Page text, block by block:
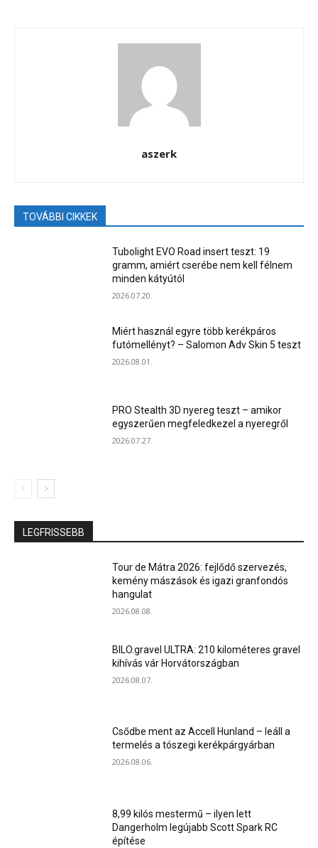
aszerk
TOVÁBBI CIKKEK
Tubolight EVO Road insert teszt: 19
gramm, amiért cserébe nem kell félnem
minden kátyútól
2026.07.20.
Miért használ egyre több kerékpáros
futómellényt? – Salomon Adv Skin 5 teszt
2026.08.01.
PRO Stealth 3D nyereg teszt – amikor
egyszerűen megfeledkezel a nyeregről
2026.07.27.
LEGFRISSEBB
Tour de Mátra 2026: fejlődő szervezés,
kemény mászások és igazi granfondós
hangulat
2026.08.08.
BILO.gravel ULTRA: 210 kilométeres gravel
kihívás vár Horvátországban
2026.08.07.
Csődbe ment az Accell Hunland – leáll a
termelés a tószegi kerékpárgyárban
2026.08.06.
8,99 kilós mestermű – ilyen lett
Dangerholm legújabb Scott Spark RC
építése